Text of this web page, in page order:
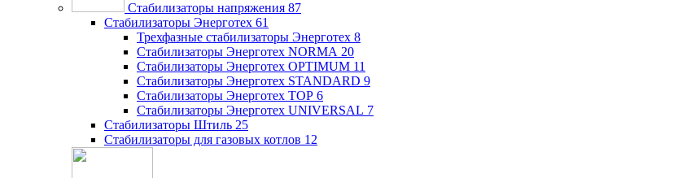
Стабилизаторы напряжения 87
Стабилизаторы Энерготех 61
Трехфазные стабилизаторы Энерготех 8
Стабилизаторы Энерготех NORMA 20
Стабилизаторы Энерготех OPTIMUM 11
Стабилизаторы Энерготех STANDARD 9
Стабилизаторы Энерготех TOP 6
Стабилизаторы Энерготех UNIVERSAL 7
Стабилизаторы Штиль 25
Стабилизаторы для газовых котлов 12